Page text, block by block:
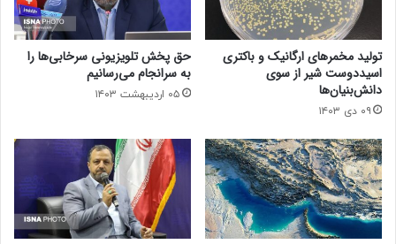
تولید مخمرهای ارگانیک و باکتری
اسیددوست شیر از سوی
دانش‌بنیان‌ها
۰۹ دی ۱۴۰۳
حق پخش تلویزیونی سرخابی‌ها را
به سرانجام می‌رسانیم
۰۵ اردیبهشت ۱۴۰۳